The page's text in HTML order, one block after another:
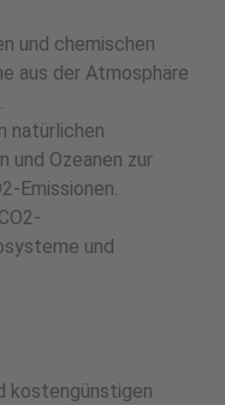
und chemischen
aus der Atmosphäre
natürlichen
und Ozeanen zur
Emissionen.
und
kostengünstigen